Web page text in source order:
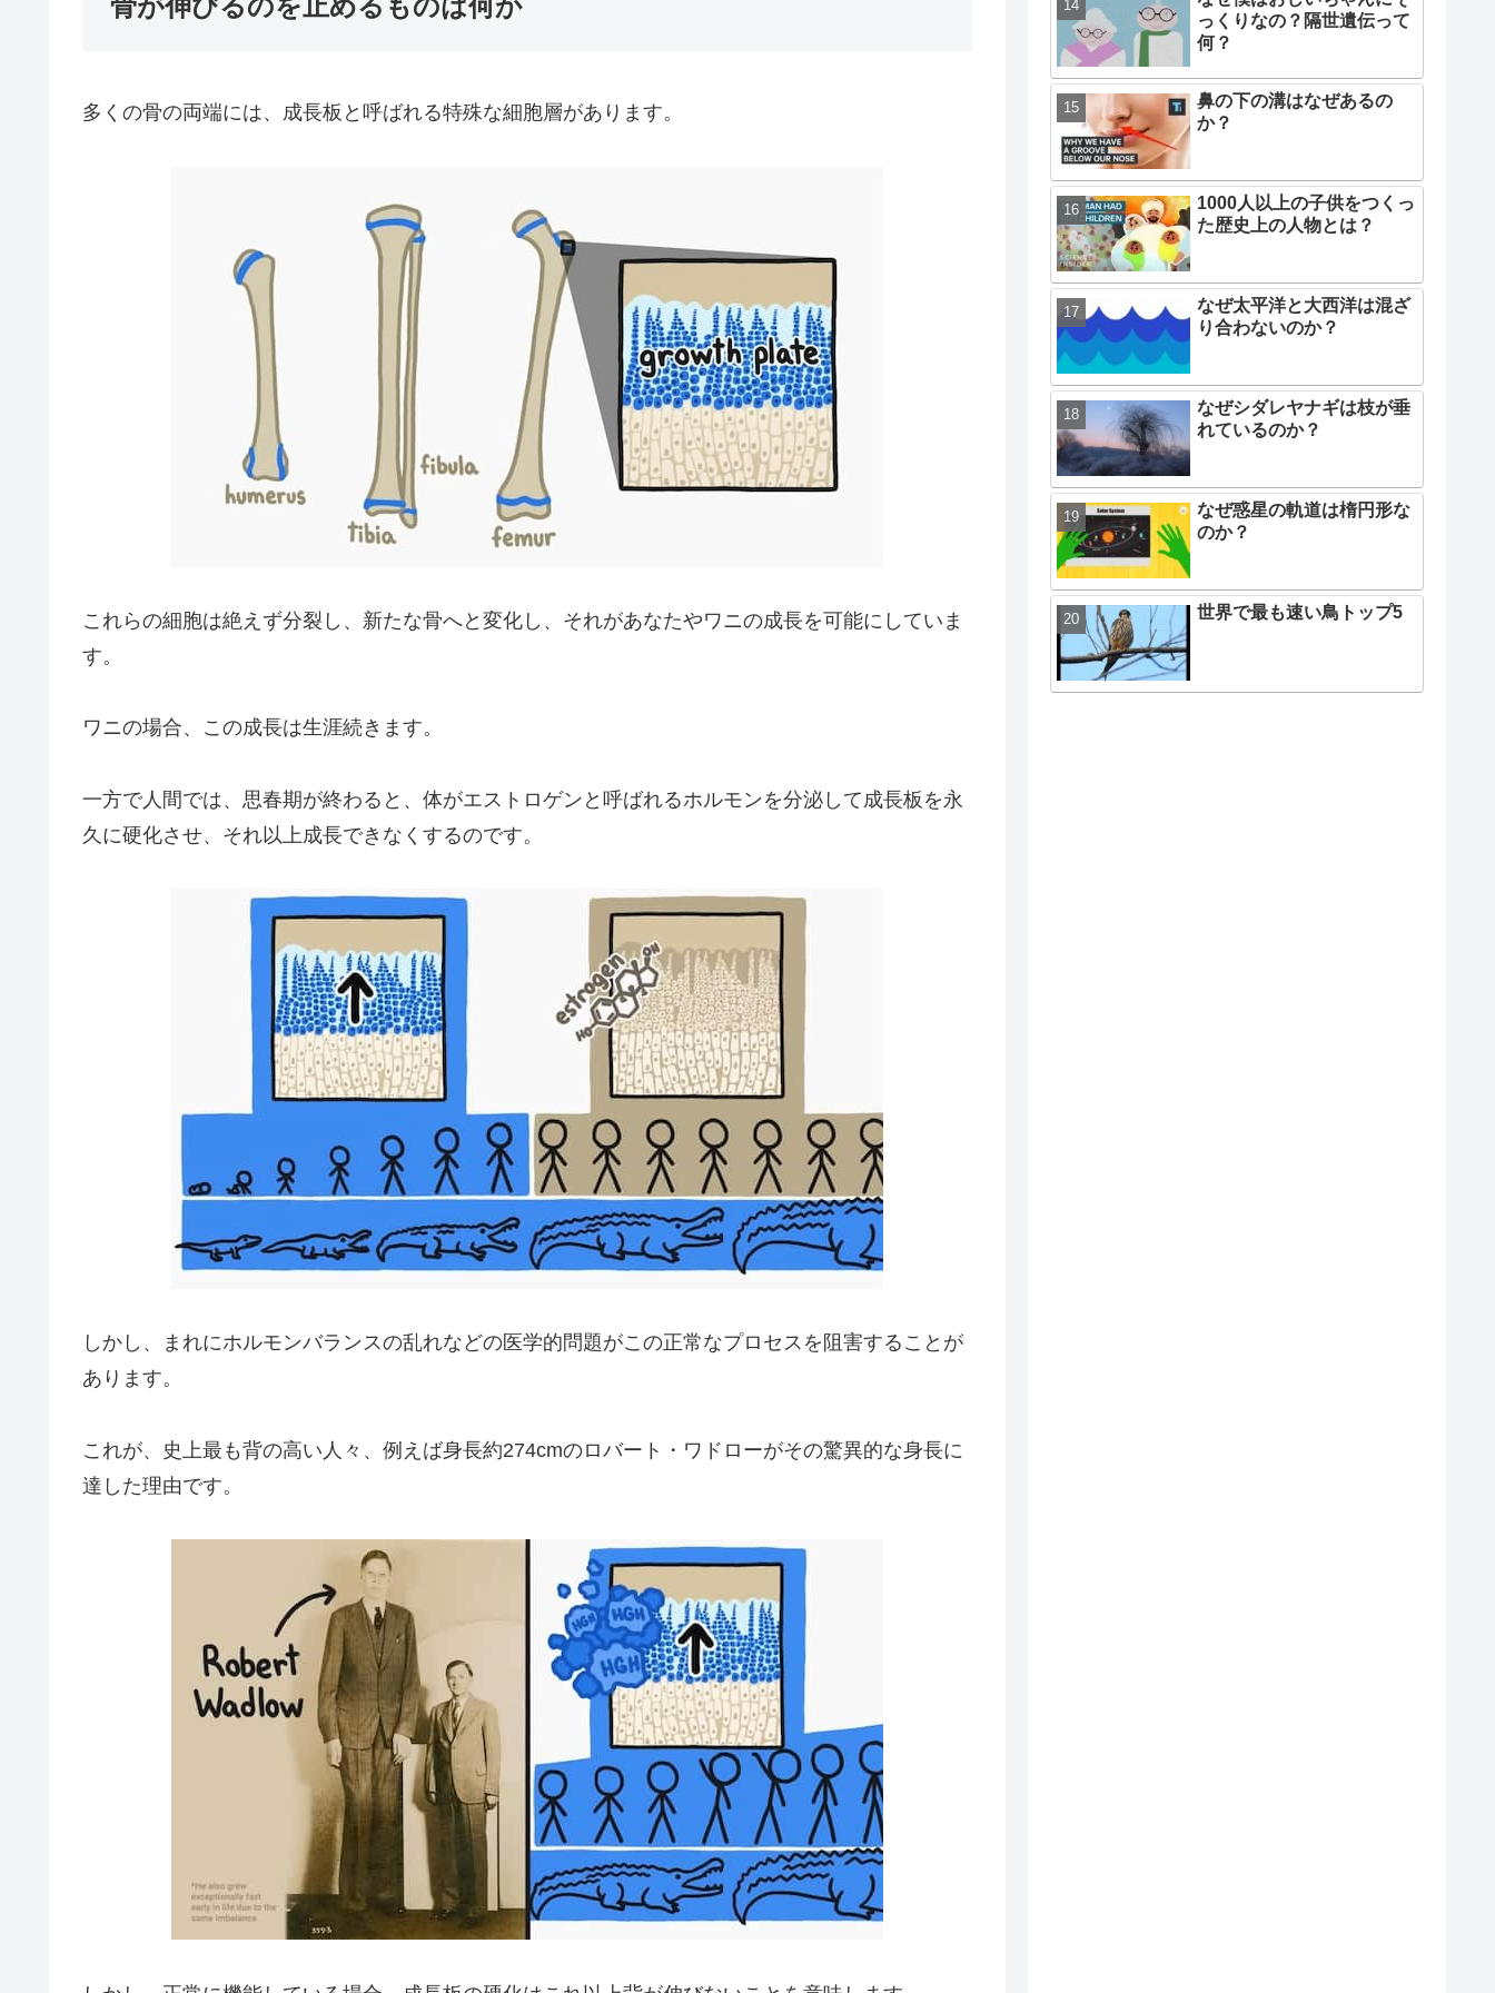
骨が伸びるのを止めるものは何か
多くの骨の両端には、成長板と呼ばれる特殊な細胞層があります。
これらの細胞は絶えず分裂し、新たな骨へと変化し、それがあなたやワニの成長を可能にしていま
す。
ワニの場合、この成長は生涯続きます。
一方で人間では、思春期が終わると、体がエストロゲンと呼ばれるホルモンを分泌して成長板を永
久に硬化させ、それ以上成長できなくするのです。
しかし、まれにホルモンバランスの乱れなどの医学的問題がこの正常なプロセスを阻害することが
あります。
これが、史上最も背の高い人々、例えば身長約274cmのロバート・ワドローがその驚異的な身長に
達した理由です。
っくりなの？隔世遺伝って
何？
鼻の下の溝はなぜあるの
か？
1000人以上の子供をつくっ
た歴史上の人物とは？
なぜ太平洋と大西洋は混ざ
り合わないのか？
なぜシダレヤナギは枝が垂
れているのか？
なぜ惑星の軌道は楕円形な
のか？
世界で最も速い鳥トップ5